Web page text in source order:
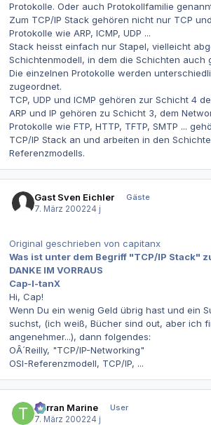
Protokolle. Oder auch Protokollfamilie
Zum TCP/IP Stack gehören nicht nur TCP
Protokolle wie ARP, ICMP, UDP ...
Stack heisst einfach nur Stapel, vielleicht
Schichtenmodell, in dem die Schichten auch
Die einzelnen Protokolle werden
zugeordnet.
TCP, UDP und ICMP gehören zur Schicht 4
ARP und IP gehören zu Schicht 3, dem
Protokolle wie FTP, HTTP, TFTP, SMTP ...
TCP/IP Stack an und arbeiten in den
Referenzmodells.
Gast Sven Eichler
Gäste
7. März 200224 j
Original geschrieben von capitanx
Was ist unter dem Begriff "TCP/IP Stack"
DANKE IM VORRAUS
Cap-I-tanX
Hi, Cap!
Wenn Du ein wenig Geld übrig hast und ein
suchst, (ich weiß, Bücher sind out, aber ich
angenehmer...), dann folgendes:
OÂ´Reilly, "TCP/IP-Networking"
OSI-Referenzmodell, TCP/IP, ...
Terran Marine
User
7. März 200224 j